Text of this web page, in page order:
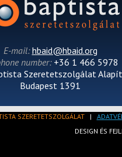
E-mail:hbaid@hbaid.org
number: +36 1 466 5978
Szeretetszolgálat
Budapest 1391
SZERETETSZOLGÁLAT|
DESIGN ÉS